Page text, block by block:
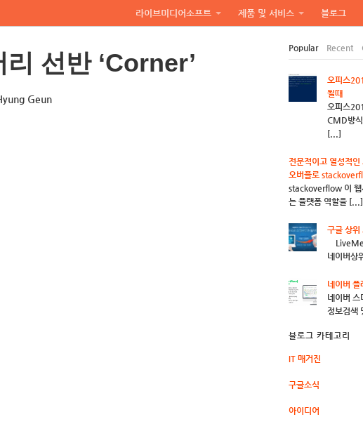
라이브미디어소프트 제품 및 서비스 블로그
선반 ‘Corner’
Geun
Popular Recent
오피스
될때
오피스
CMD방
[...]
전문적이고 열성적
오버플로
stackoverflow 이 웹
는 플랫폼 역할을 [...]
구글 상위
네이버상
네이버 플
네이버 스
정보검색
블로그 카테고리
IT 매거진
구글소식
아이디어